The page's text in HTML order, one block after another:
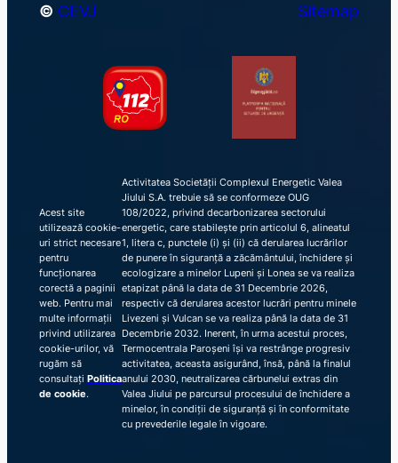
© CEVJ Sitemap
Acest site
utilizează cookie-
uri strict necesare
pentru
funcționarea
corectă a paginii
web. Pentru mai
multe informații
privind utilizarea
cookie-urilor, vă
rugăm să
consultați Politica
de cookie.
Activitatea Societății Complexul Energetic Valea
Jiului S.A. trebuie să se conformeze OUG
108/2022, privind decarbonizarea sectorului
energetic, care stabilește prin articolul 6, alineatul
1, litera c, punctele (i) și (ii) că derularea lucrărilor
de punere în siguranță a zăcământului, închidere și
ecologizare a minelor Lupeni și Lonea se va realiza
etapizat până la data de 31 Decembrie 2026,
respectiv că derularea acestor lucrări pentru minele
Livezeni și Vulcan se va realiza până la data de 31
Decembrie 2032. Inerent, în urma acestui proces,
Termocentrala Paroșeni își va restrânge progresiv
activitatea, aceasta asigurând, însă, până la finalul
anului 2030, neutralizarea cărbunelui extras din
Valea Jiului pe parcursul procesului de închidere a
minelor, în condiții de siguranță și în conformitate
cu prevederile legale în vigoare.